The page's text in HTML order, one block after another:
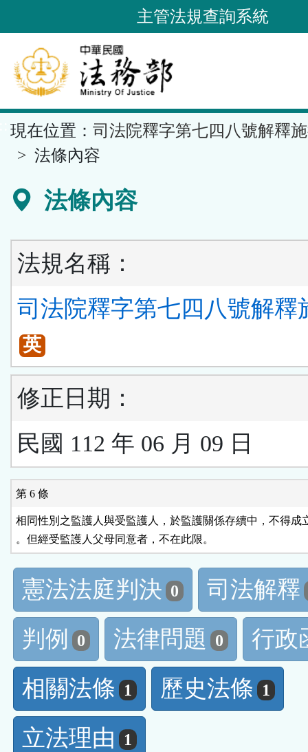
到
要
內
容
區
塊
主管法規查詢系統
現在位置： 司法院釋字第七四八號解釋
法條內容
法條內容
法規名稱：
司法院釋字第七四八號解釋
英
修正日期：
民國 112 年 06 月 09 日
第 6 條
相同性別之監護人與受監護人，於監護關係存續中，不得成
。但經受監護人父母同意者，不在此限。
憲法法庭判決 0
司法解釋
判例
0 法律問題 0
行政
相關法條
1 歷史法條 1
立法理由 1